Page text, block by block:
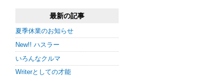
最新の記事
夏季休業のお知らせ
New!! ハスラー
いろんなクルマ
Writerとしての才能